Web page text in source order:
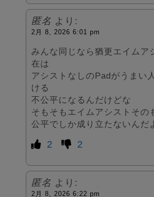
匿名 より:
2月 8, 2026 6:01 pm
みんな同じなら猶更エイムア
在は
アシストなしのPadがうまい
ける
不公平になるんだけどな
そもそもエイムアシストその
公平でしか成り立たないんだ
2 2
匿名 より:
2月 8, 2026 6:22 pm